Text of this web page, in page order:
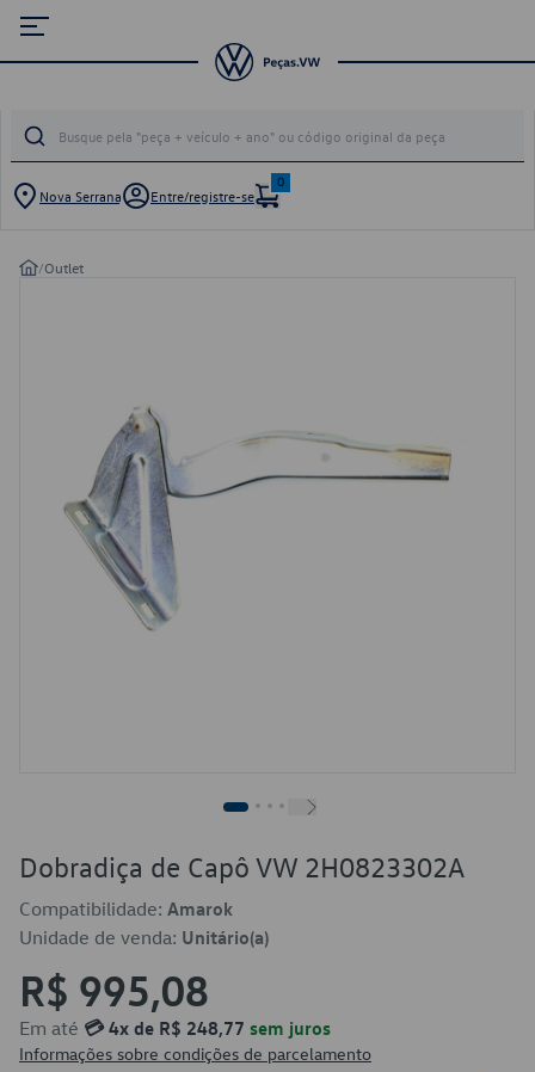
Nova Serrana Entre/registre-se
0
/Outlet
Dobradiça de Capô VW 2H0823302A
Compatibilidade: Amarok
Unidade de venda: Unitário(a)
R$ 995,08
Em até 💳 4x de R$ 248,77 sem juros
Informações sobre condições de parcelamento